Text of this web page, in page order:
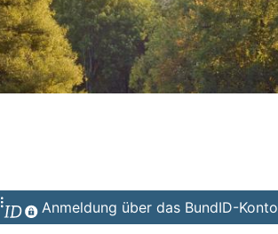
Anmeldung über das BundID-Konto